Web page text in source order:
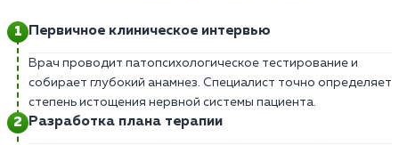
Первичное клиническое интервью
Врач проводит патопсихологическое тестирование и
собирает глубокий анамнез. Специалист точно определяет
степень истощения нервной системы пациента.
Разработка плана терапии